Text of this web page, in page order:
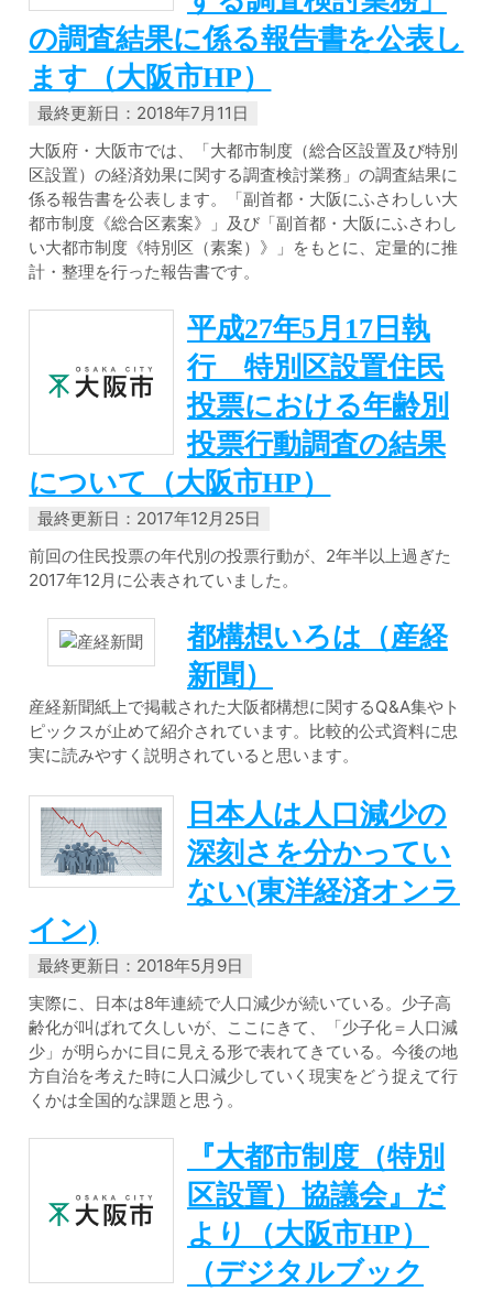
の調査結果に係る報告書を公表し
ます（大阪市HP）
最終更新日：2018年7月11日
大阪府・大阪市では、「大都市制度（総合区設置及び特別
区設置）の経済効果に関する調査検討業務」の調査結果に
係る報告書を公表します。「副首都・大阪にふさわしい大
都市制度《総合区素案》」及び「副首都・大阪にふさわし
い大都市制度《特別区（素案）》」をもとに、定量的に推
計・整理を行った報告書です。
平成27年5月17日執
行 特別区設置住民
投票における年齢別
投票行動調査の結果
について（大阪市HP）
最終更新日：2017年12月25日
前回の住民投票の年代別の投票行動が、2年半以上過ぎた
2017年12月に公表されていました。
都構想いろは（産経
新聞）
産経新聞紙上で掲載された大阪都構想に関するQ&A集やト
ピックスが止めて紹介されています。比較的公式資料に忠
実に読みやすく説明されていると思います。
日本人は人口減少の
深刻さを分かってい
ない(東洋経済オンラ
イン)
最終更新日：2018年5月9日
実際に、日本は8年連続で人口減少が続いている。少子高
齢化が叫ばれて久しいが、ここにきて、「少子化＝人口減
少」が明らかに目に見える形で表れてきている。今後の地
方自治を考えた時に人口減少していく現実をどう捉えて行
くかは全国的な課題と思う。
『大都市制度（特別
区設置）協議会』だ
より（大阪市HP）
（デジタルブック